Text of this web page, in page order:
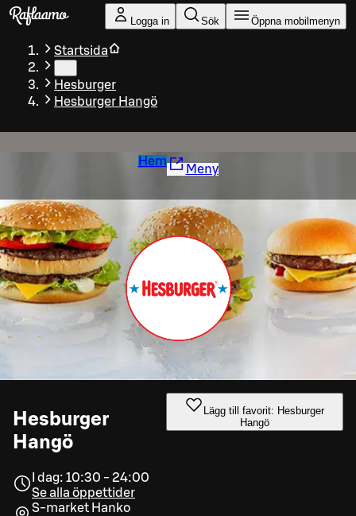
Gå till huvudinnehållet
Logga in Sök Öppna mobilmenyn
Startsida
Hesburger
Hesburger Hangö
Hem
Meny
Hesburger
Hangö
Lägg till favorit: Hesburger
Hangö
I dag: 10:30 - 24:00
Se alla öppettider
S-market Hanko